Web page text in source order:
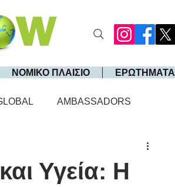
ΝΟΜΙΚΟ ΠΛΑΙΣΙΟ ΕΡΩΤΗΜΑΤΑ
AMBASSADORS
Υγεία: Η